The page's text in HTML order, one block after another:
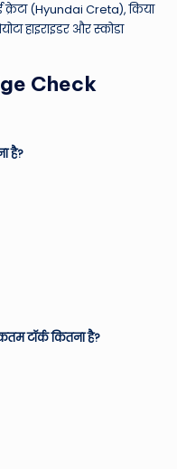
क्रेटा (Hyundai Creta), किया
हाइराइडर और स्कोडा
Check
है?
टॉर्क कितना है?